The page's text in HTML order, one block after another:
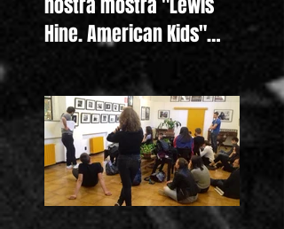
Hine. American Kids"
anche nella homepage